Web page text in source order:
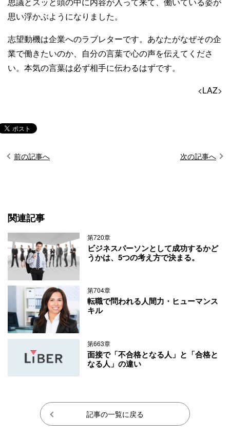
思い浮かぶようになりました。
志望動機は企業へのラブレターです。あなたがなぜその企
業で働きたいのか、自分の言葉で心の声を伝えてくださ
い。本気の言葉は必ず相手に伝わるはずです。
<LAZ>
前の記事へ 次の記事へ
関連記事
第720章
ビジネスパーソンとして成功するかど
うかは、5つの考え方で決まる。
第704章
転職で問われる人間力・ヒューマンス
キル
第663章
面接で「不合格となる人」と「合格と
なる人」の違い
記事の一覧に戻る